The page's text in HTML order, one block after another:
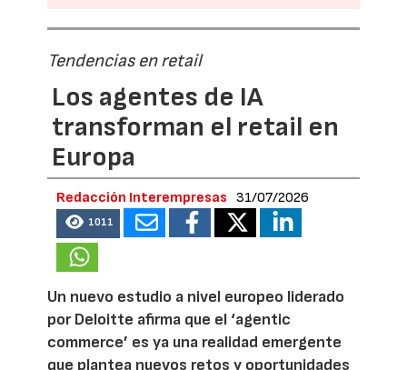
Tendencias en retail
Los agentes de IA
transforman el retail en
Europa
Redacción Interempresas 31/07/2026
1011
Un nuevo estudio a nivel europeo liderado
por Deloitte afirma que el ‘agentic
commerce’ es ya una realidad emergente
que plantea nuevos retos y oportunidades